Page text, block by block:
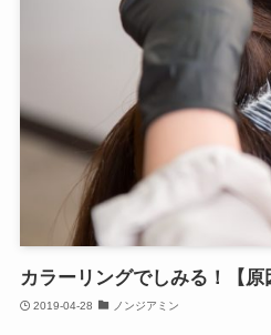
カラーリングでしみる！【原
2019-04-28 ノンジアミン